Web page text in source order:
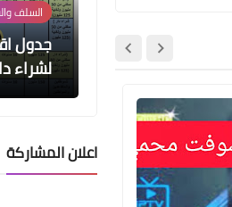
اسماء
فتح
اعلان المشاركة